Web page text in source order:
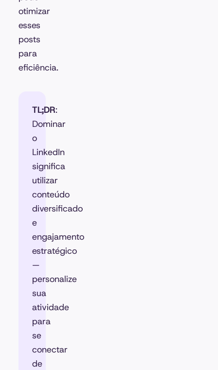
otimizar
esses
posts
para
eficiência.
TL;DR:
Dominar
o
LinkedIn
significa
utilizar
conteúdo
diversificado
e
engajamento
estratégico
—
personalize
sua
atividade
para
se
conectar
de